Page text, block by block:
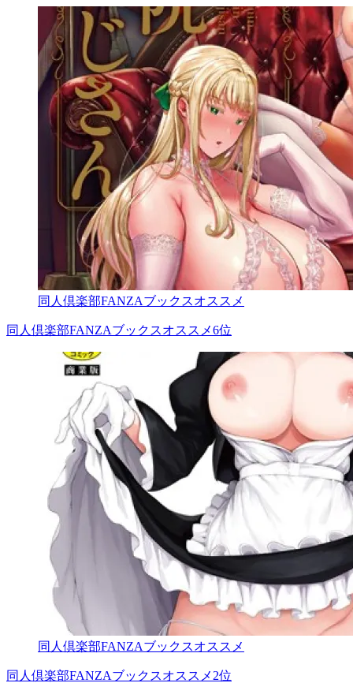
同人倶楽部FANZAブックスオススメ
同人倶楽部FANZAブックスオススメ6位
同人倶楽部FANZAブックスオススメ
同人倶楽部FANZAブックスオススメ2位